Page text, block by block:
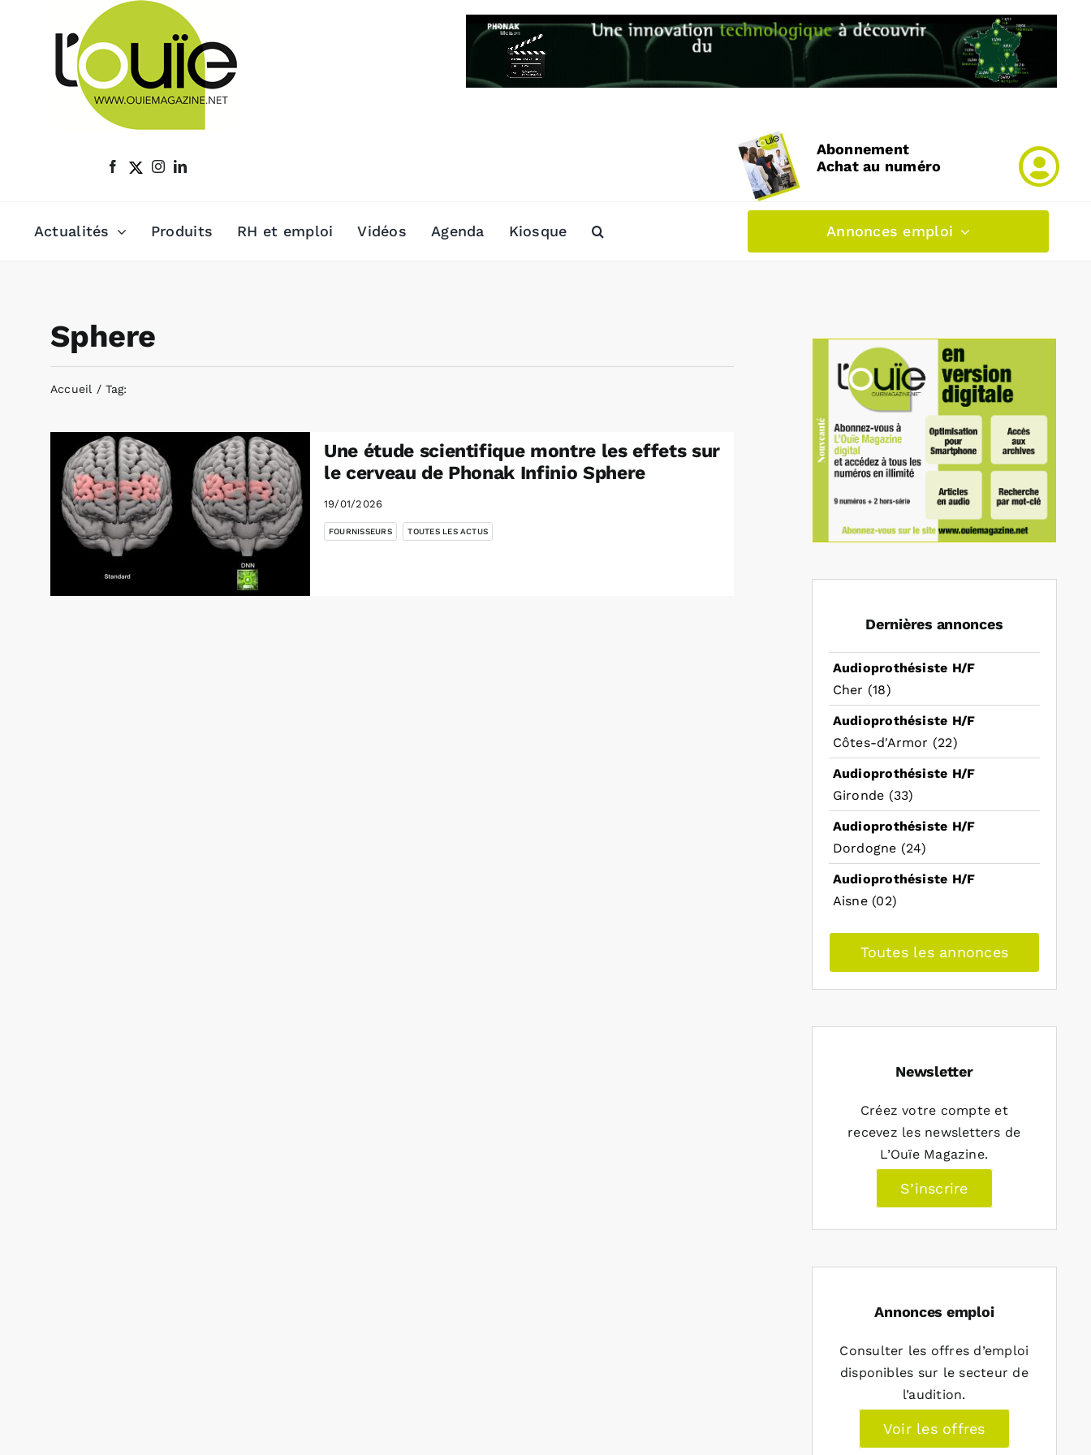
Abonnement
Achat au numéro
Actualités Produits RH et emploi Vidéos Agenda Kiosque Annonces emploi
Sphere
Accueil Tag:
Une étude scientifique montre les effets sur
le cerveau de Phonak Infinio Sphere
19/01/2026
FOURNISSEURS TOUTES LES ACTUS
Dernières annonces
Audioprothésiste H/F
Cher (18)
Audioprothésiste H/F
Côtes-d'Armor (22)
Audioprothésiste H/F
Gironde (33)
Audioprothésiste H/F
Dordogne (24)
Audioprothésiste H/F
Aisne (02)
Toutes les annonces
Newsletter
Créez votre compte et
recevez les newsletters de
L’Ouïe Magazine.
S’inscrire
Annonces emploi
Consulter les offres d’emploi
disponibles sur le secteur de
l’audition.
Voir les offres